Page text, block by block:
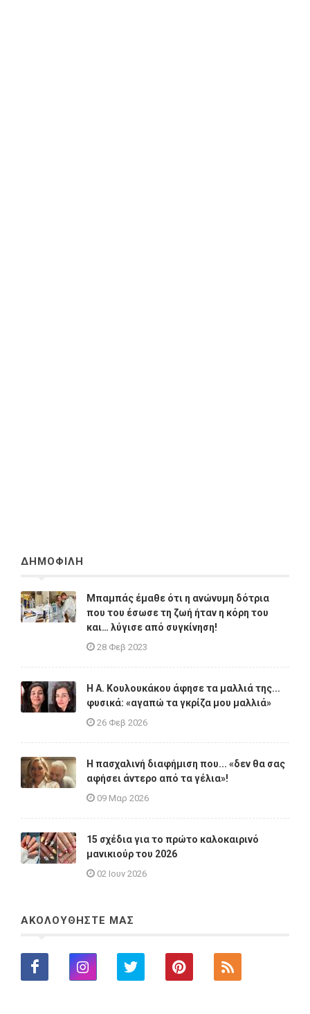
ΔΗΜΟΦΙΛΗ
Μπαμπάς έμαθε ότι η ανώνυμη δότρια
που του έσωσε τη ζωή ήταν η κόρη του
και… λύγισε από συγκίνηση!
28 Φεβ 2023
Η A. Κουλουκάκου άφησε τα μαλλιά της...
φυσικά: «αγαπώ τα γκρίζα μου μαλλιά»
26 Φεβ 2026
Η πασχαλινή διαφήμιση που... «δεν θα σας
αφήσει άντερο από τα γέλια»!
09 Μαρ 2026
15 σχέδια για το πρώτο καλοκαιρινό
μανικιούρ του 2026
02 Ιουν 2026
ΑΚΟΛΟΥΘΗΣΤΕ ΜΑΣ